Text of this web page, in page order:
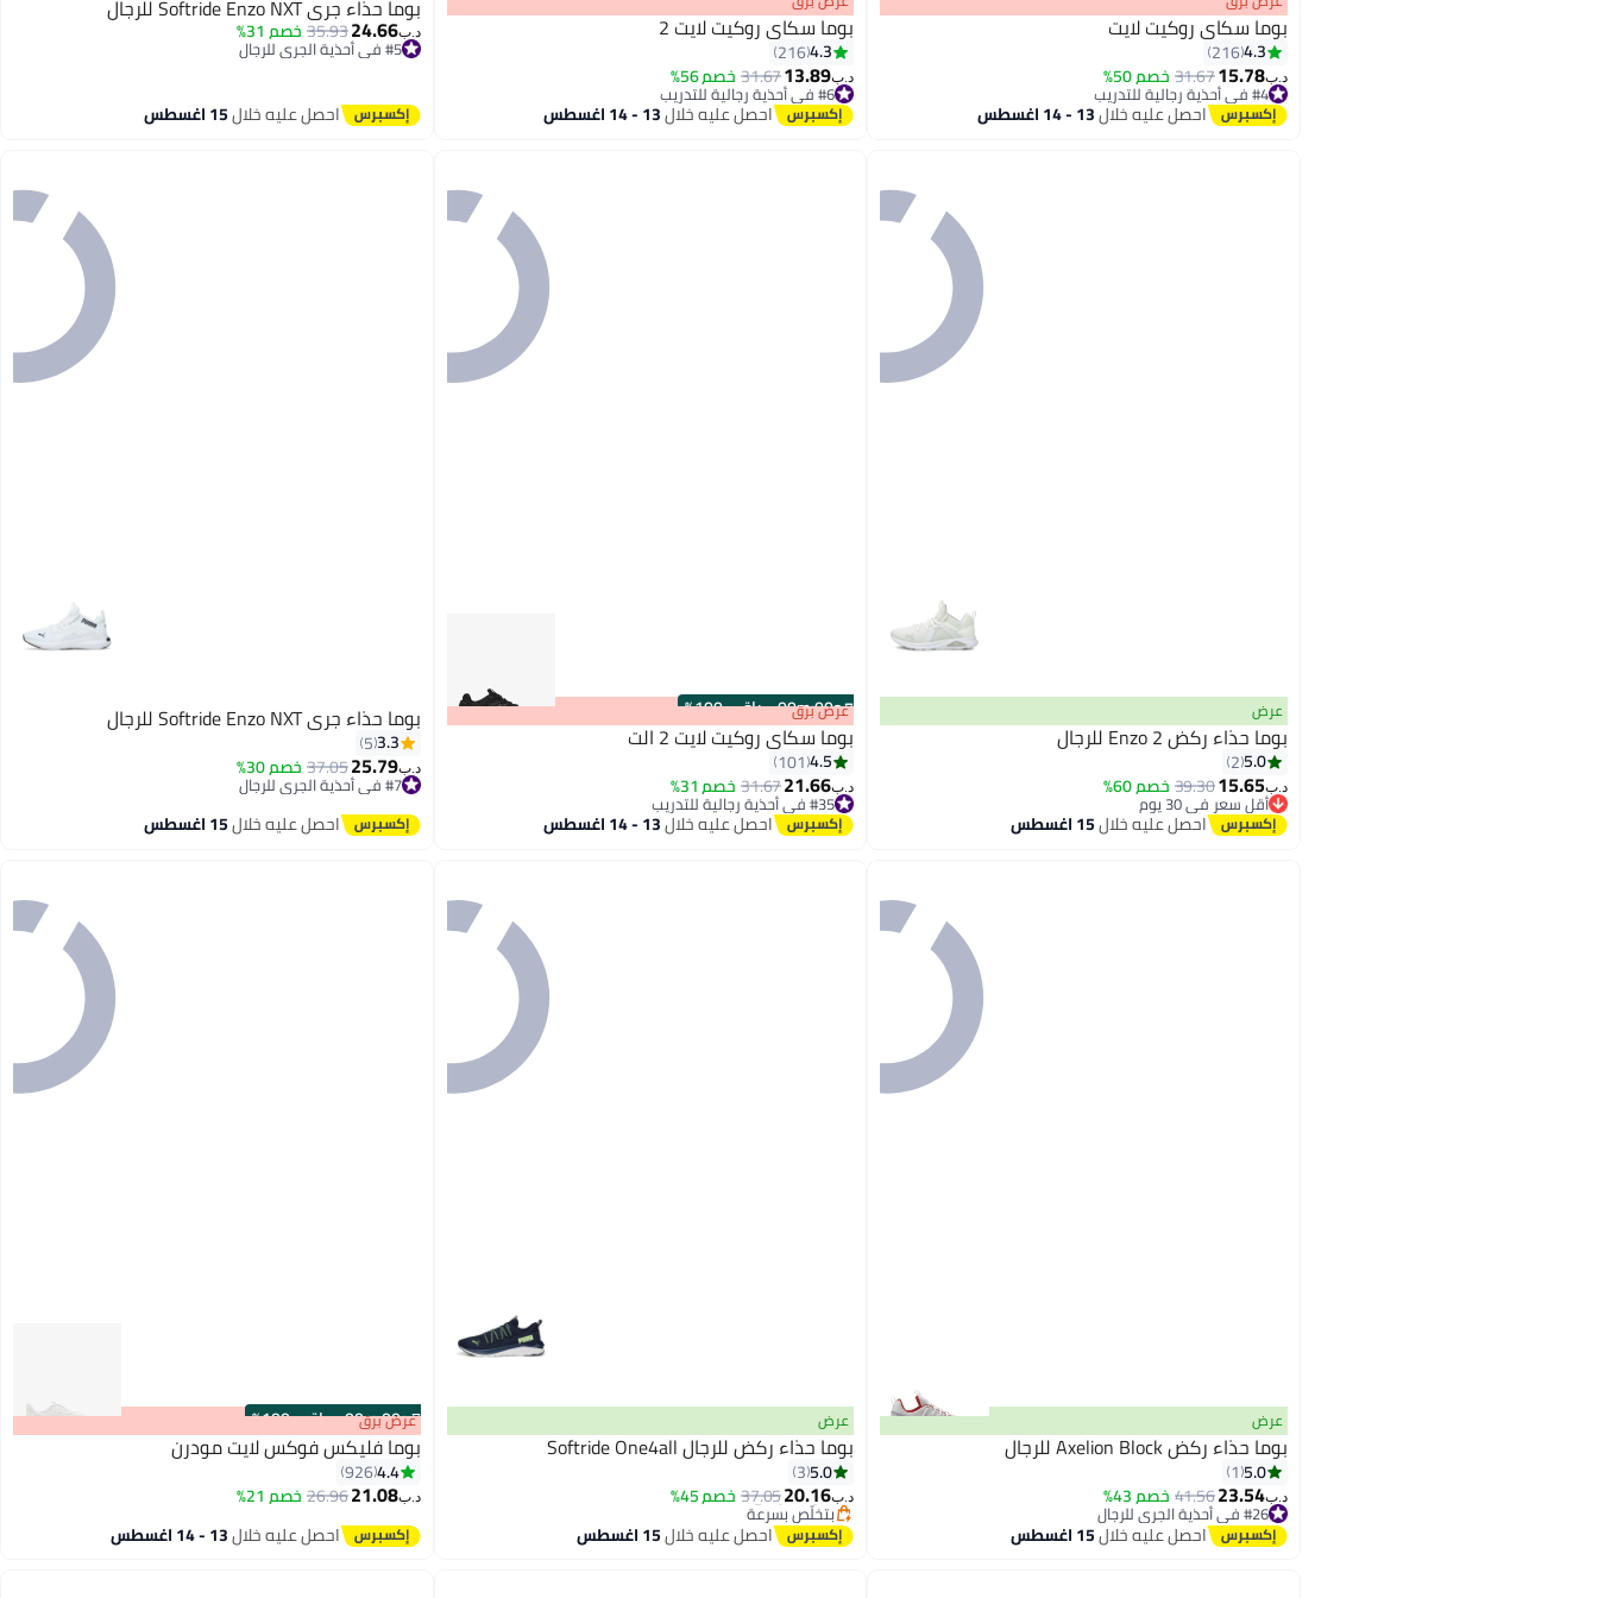
بوما سكاي روكيت لايت
4.3
216
د.ب‏15.78
31.67خصم 50%
#4 في أحذية رجالية للتدريب
#4 في أحذية رجالية للتدريب احصل عليه خلال13 - 14 اغسطس
بوما سكاي روكيت لايت 2
4.3
216
د.ب‏13.89
31.67خصم 56%
#6 في أحذية رجالية للتدريب
#6 في أحذية رجالية للتدريب احصل عليه خلال13 - 14 اغسطس
بوما حذاء جري Softride Enzo NXT للرجال
د.ب‏24.66
35.93 خصم 31%
#5 في أحذية الجري للرجال
بتخلّص بسرعة
احصل عليه خلال15 اغسطس
عرض
بوما حذاء ركض Enzo 2 للرجال
5.0
2
د.ب‏15.65
39.30خصم 60%
أقل سعر في 30 يوم
أقل سعر في 30 يوماحصل عليه خلال15 اغسطس
00m:00s
·باقي 100% عرض برق
بوما سكاي روكيت لايت 2 الت
4.5
101
د.ب‏21.66
31.67خصم 31%
#35 في أحذية رجالية للتدريب
#35 في أحذية رجالية للتدريب احصل عليه خلال13 - 14 اغسطس
بوما حذاء جري Softride Enzo NXT للرجال
3.3
5
د.ب‏25.79
37.05 خصم 30%
#7 في أحذية الجري للرجال
باقي 1 وحدات في المخزون
#7 في أحذية الجري للرجال احصل عليه خلال15 اغسطس
عرض
بوما حذاء ركض Axelion Block للرجال
5.0
1
د.ب‏23.54
41.56خصم 43%
#26 في أحذية الجري للرجال
أقل سعر في 30 يوم
#26 في أحذية الجري للرجال
احصل عليه خلال15 اغسطس
عرض
بوما حذاء ركض للرجال Softride One4all
5.0
3
د.ب‏20.16
37.05خصم 45%
#10 في أحذية الجري للرجال
أقل سعر في السنة
بتخلّص بسرعة
#10 في أحذية الجري للرجال احصل عليه خلال15 اغسطس
00m:00s
·باقي 100% عرض برق
بوما فليكس فوكس لايت مودرن
4.4
926
د.ب‏21.08
26.96 خصم 21%
احصل عليه خلال13 - 14 اغسطس